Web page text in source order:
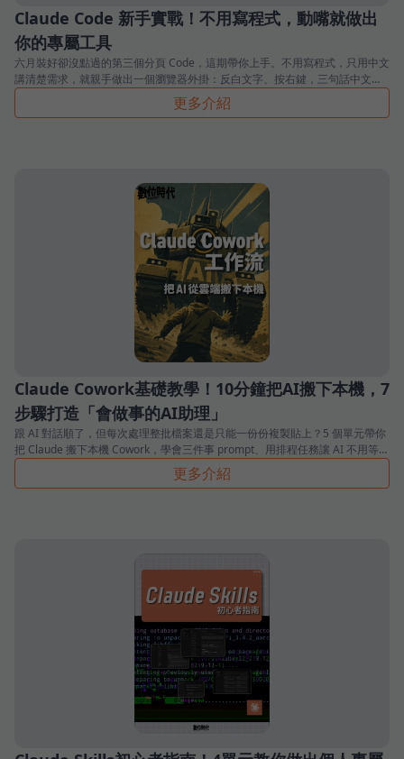
Claude Code 新手實戰！不用寫程式，動嘴就做出
你的專屬工具
六月裝好卻沒點過的第三個分頁 Code，這期帶你上手。不用寫程式，只用中文
講清楚需求，就親手做出一個瀏覽器外掛：反白文字、按右鍵，三句話中文摘
要就跳出來。
更多介紹
Claude Cowork基礎教學！10分鐘把AI搬下本機，7
步驟打造「會做事的AI助理」
跟 AI 對話順了，但每次處理整批檔案還是只能一份份複製貼上？5 個單元帶你
把 Claude 搬下本機 Cowork，學會三件事 prompt、用排程任務讓 AI 不用等你
開口、自己按表操課。
更多介紹